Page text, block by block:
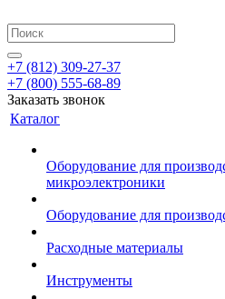
+7 (812) 309-27-37
+7 (800) 555-68-89
Заказать звонок
Каталог
Оборудование для
микроэлектроники
Оборудование для
Расходные материалы
Инструменты